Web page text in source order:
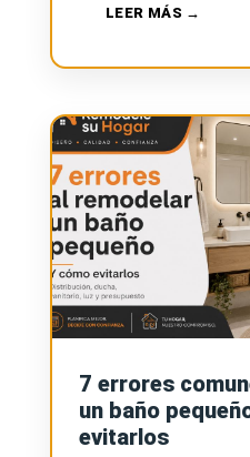
LEER MÁS
7 errores
un baño
evitarlos